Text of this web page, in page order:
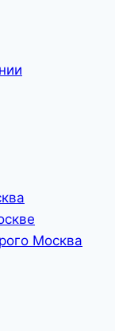
Москва